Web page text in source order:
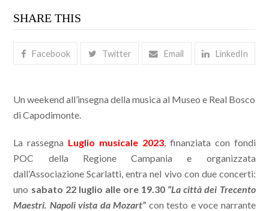
SHARE THIS
Facebook Twitter Email LinkedIn
Un weekend all’insegna della musica al Museo e Real Bosco
di Capodimonte.
La rassegna Luglio musicale 2023, finanziata con fondi
POC della Regione Campania e organizzata
dall’Associazione Scarlatti, entra nel vivo con due concerti:
uno sabato 22 luglio alle ore 19.30 “La città dei Trecento
Maestri. Napoli vista da Mozart” con testo e voce narrante